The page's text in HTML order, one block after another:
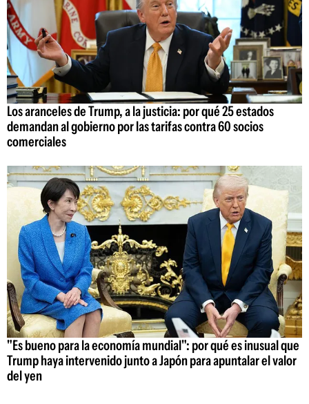
Los aranceles de Trump, a la justicia: por qué 25 estados
demandan al gobierno por las tarifas contra 60 socios
comerciales
"Es bueno para la economía mundial": por qué es inusual que
Trump haya intervenido junto a Japón para apuntalar el valor
del yen